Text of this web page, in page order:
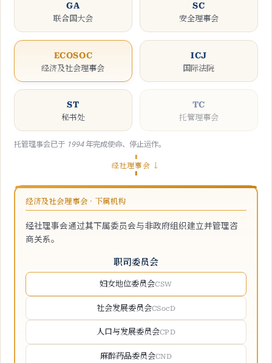
GA
联合国大会
SC
安全理事会
ECOSOC
经济及社会理事会
ICJ
国际法院
ST
秘书处
TC
托管理事会
托管理事会已于 1994 年完成使命、停止运作。
经社理事会 ↓
经济及社会理事会 · 下属机构
经社理事会通过其下属委员会与非政府组织建立并管理咨
商关系。
职司委员会
妇女地位委员会CSW
社会发展委员会CSocD
人口与发展委员会CPD
麻醉药品委员会CND